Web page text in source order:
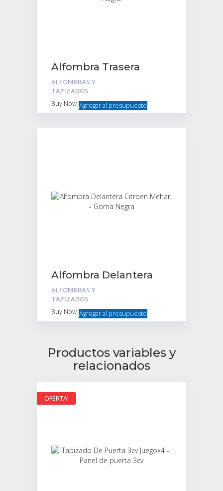
Alfombra Trasera
Citroen Ami8 Negra
ALFOMBRAS Y
TAPIZADOS
Buy Now Agregar al presupuesto
Alfombra Delantera
Citroen Mehari – Goma
Negra
ALFOMBRAS Y
TAPIZADOS
Buy Now Agregar al presupuesto
Productos variables y
relacionados
OFERTA!